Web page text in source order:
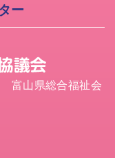
ー
富山県総合福祉会